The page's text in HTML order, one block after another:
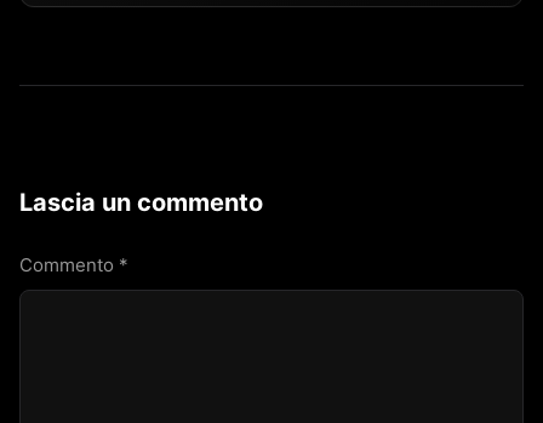
Lascia un commento
Commento *